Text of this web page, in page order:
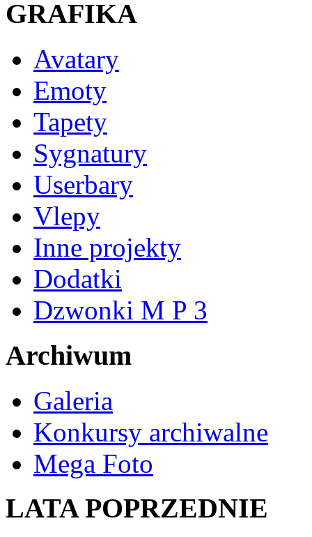
GRAFIKA
Avatary
Emoty
Tapety
Sygnatury
Userbary
Vlepy
Inne projekty
Dodatki
Dzwonki M P 3
Archiwum
Galeria
Konkursy archiwalne
Mega Foto
LATA POPRZEDNIE